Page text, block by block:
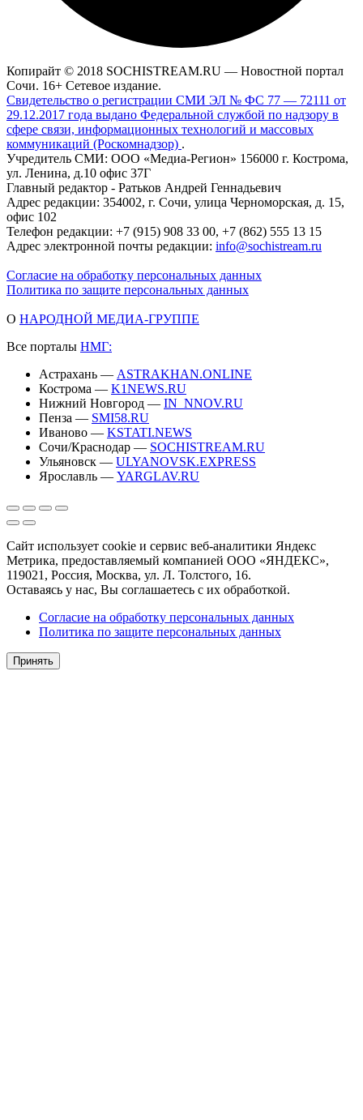
Копирайт © 2018 SOCHISTREAM.RU — Новостной портал
Сочи. 16+ Сетевое издание.
Свидетельство о регистрации СМИ ЭЛ № ФС 77 — 72111 от
29.12.2017 года выдано Федеральной службой по надзору в
сфере связи, информационных технологий и массовых
коммуникаций (Роскомнадзор) .
Учредитель СМИ: ООО «Медиа-Регион» 156000 г. Кострома,
ул. Ленина, д.10 офис 37Г
Главный редактор - Ратьков Андрей Геннадьевич
Адрес редакции: 354002, г. Сочи, улица Черноморская, д. 15,
офис 102
Телефон редакции: +7 (915) 908 33 00, +7 (862) 555 13 15
Адрес электронной почты редакции: info@sochistream.ru
Согласие на обработку персональных данных
Политика по защите персональных данных
О НАРОДНОЙ МЕДИА-ГРУППЕ
Все порталы НМГ:
Астрахань — ASTRAKHAN.ONLINE
Кострома — K1NEWS.RU
Нижний Новгород — IN_NNOV.RU
Пенза — SMI58.RU
Иваново — KSTATI.NEWS
Сочи/Краснодар — SOCHISTREAM.RU
Ульяновск — ULYANOVSK.EXPRESS
Ярославль — YARGLAV.RU
Сайт использует cookie и сервис веб-аналитики Яндекс
Метрика, предоставляемый компанией ООО «ЯНДЕКС»,
119021, Россия, Москва, ул. Л. Толстого, 16.
Оставаясь у нас, Вы соглашаетесь с их обработкой.
Согласие на обработку персональных данных
Политика по защите персональных данных
Принять